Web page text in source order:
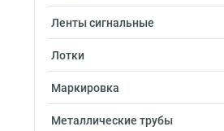
Ленты сигнальные
Лотки
Маркировка
Металлические трубы